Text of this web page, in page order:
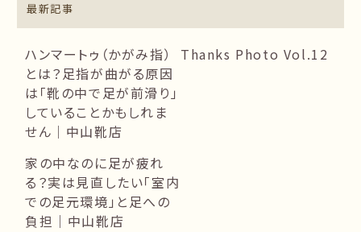
最新記事
ハンマートゥ（かがみ指）
とは？足指が曲がる原因
は「靴の中で足が前滑り」
していることかもしれま
せん｜中山靴店
Thanks Photo Vol.12
家の中なのに足が疲れ
る？実は見直したい「室内
での足元環境」と足への
負担｜中山靴店